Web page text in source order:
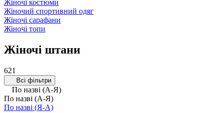
Жіночі костюми
Жіночий спортивний одяг
Жіночі сарафани
Жіночі топи
Жіночі штани
621
Всі фільтри
По назві (А-Я)
По назві (А-Я)
По назві (Я-А)